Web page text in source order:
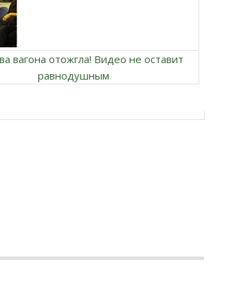
вагона отожгла! Видео не оставит
равнодушным